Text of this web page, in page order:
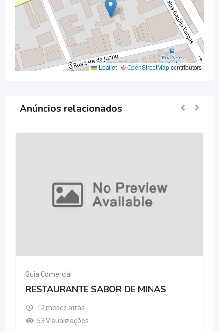
Leaflet | ©OpenStreetMapcontributors
Anúncios relacionados
Guia Comercial
RESTAURANTE SABOR DE MINAS
12 meses atrás
53 Visualizações